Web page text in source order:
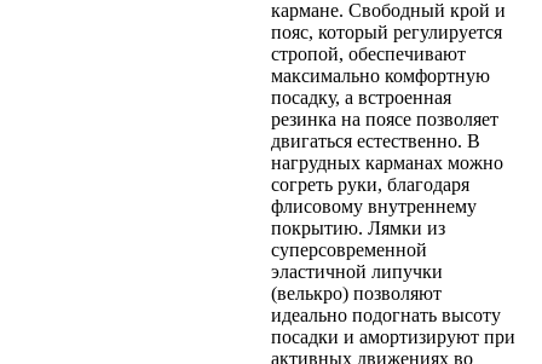
кармане. Свободный крой и
пояс, который регулируется
стропой, обеспечивают
максимально комфортную
посадку, а встроенная
резинка на поясе позволяет
двигаться естественно. В
нагрудных карманах можно
согреть руки, благодаря
флисовому внутреннему
покрытию. Лямки из
суперсовременной
эластичной липучки
(велькро) позволяют
идеально подогнать высоту
посадки и амортизируют при
активных движениях во